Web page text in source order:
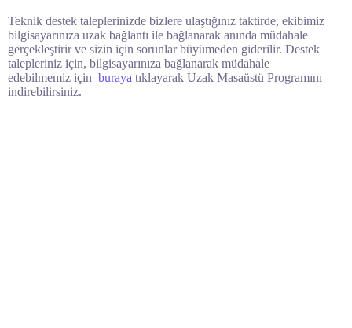
Teknik destek taleplerinizde bizlere ulaştığınız taktirde, ekibimiz
bilgisayarınıza uzak bağlantı ile bağlanarak anında müdahale
gerçekleştirir ve sizin için sorunlar büyümeden giderilir. Destek
talepleriniz için, bilgisayarınıza bağlanarak müdahale
edebilmemiz için buraya tıklayarak Uzak Masaüstü Programını
indirebilirsiniz.